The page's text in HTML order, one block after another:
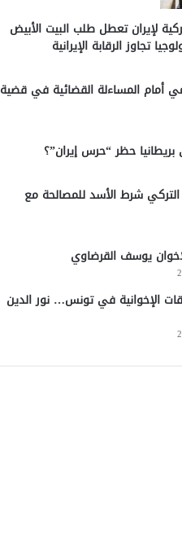
لإيران تعطل طلب البيت الأبيض
تجاوز الرقابة الإيرانية
أمام المساءلة القضائية في قضية
حظر “حرس إيران”؟
التركي شرط الأسد للمصالحة مع
يوسف القرضاوي
الإخوانية في تونس… نور الدين